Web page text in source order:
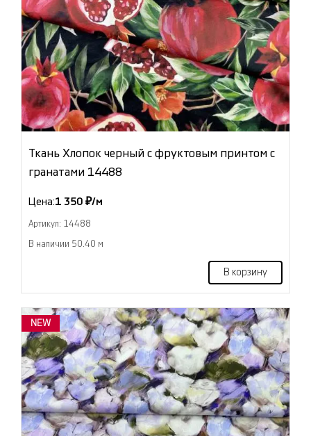
Ткань Хлопок черный с фруктовым принтом с
гранатами 14488
Цена:1 350 ₽/м
Артикул: 14488
В наличии 50.40 м
В корзину
NEW